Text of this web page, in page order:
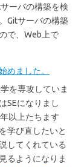
ーバの構築を検
Gitサーバの構築
で、Web上で
めました。
を専攻していま
SEになりまし
以上たちます
学び直したいと
してくれている
るようになりま